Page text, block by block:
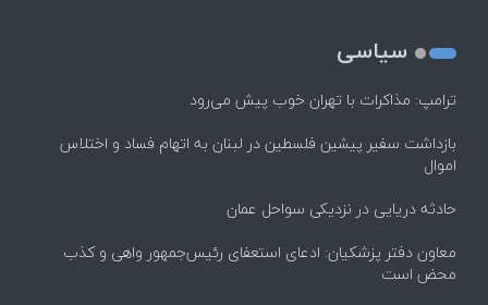
سیاسی
ترامپ: مذاکرات با تهران خوب پیش می‌رود
بازداشت سفیر پیشین فلسطین در لبنان به اتهام فساد و اختلاس
اموال
حادثه دریایی در نزدیکی سواحل عمان
معاون دفتر پزشکیان: ادعای استعفای رئیس‌جمهور واهی و کذب
محض است